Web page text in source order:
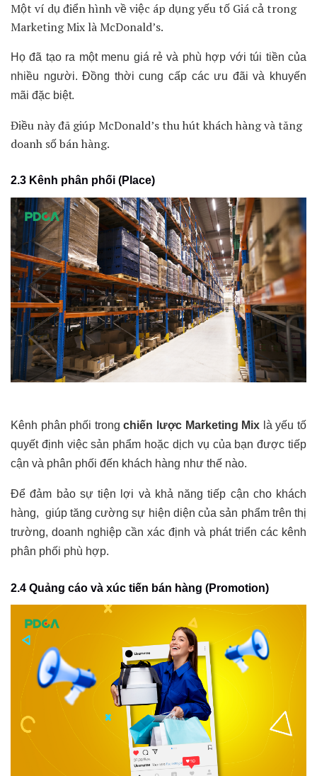
Một ví dụ điển hình về việc áp dụng yếu tố Giá cả trong
Marketing Mix là McDonald’s.
Họ đã tạo ra một menu giá rẻ và phù hợp với túi tiền của
nhiều người. Đồng thời cung cấp các ưu đãi và khuyến
mãi đặc biệt.
Điều này đã giúp McDonald’s thu hút khách hàng và tăng
doanh số bán hàng.
2.3 Kênh phân phối (Place)
Kênh phân phối trongchiến lược Marketing Mix là yếu tố
quyết định việc sản phẩm hoặc dịch vụ của bạn được tiếp
cận và phân phối đến khách hàng như thế nào.
Để đảm bảo sự tiện lợi và khả năng tiếp cận cho khách
hàng, giúp tăng cường sự hiện diện của sản phẩm trên thị
trường, doanh nghiệp cần xác định và phát triển các kênh
phân phối phù hợp.
2.4 Quảng cáo và xúc tiến bán hàng (Promotion)